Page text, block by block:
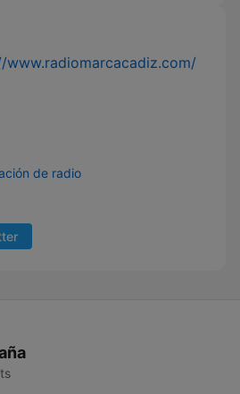
www.radiomarcacadiz.com/
de radio